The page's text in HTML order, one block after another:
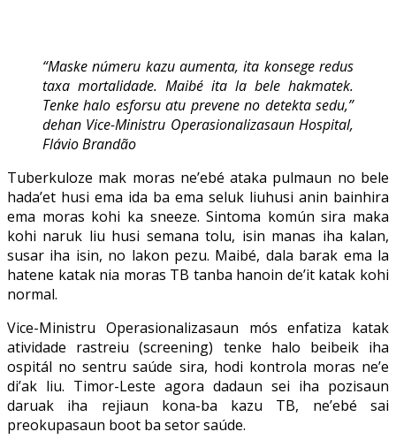
“Maske númeru kazu aumenta, ita konsege redus
taxa mortalidade. Maibé ita la bele hakmatek.
Tenke halo esforsu atu prevene no detekta sedu,”
dehan Vice-Ministru Operasionalizasaun Hospital,
Flávio Brandão
Tuberkuloze mak moras ne’ebé ataka pulmaun no bele
hada’et husi ema ida ba ema seluk liuhusi anin bainhira
ema moras kohi ka sneeze. Sintoma komún sira maka
kohi naruk liu husi semana tolu, isin manas iha kalan,
susar iha isin, no lakon pezu. Maibé, dala barak ema la
hatene katak nia moras TB tanba hanoin de’it katak kohi
normal.
Vice-Ministru Operasionalizasaun mós enfatiza katak
atividade rastreiu (screening) tenke halo beibeik iha
ospitál no sentru saúde sira, hodi kontrola moras ne’e
di’ak liu. Timor-Leste agora dadaun sei iha pozisaun
daruak iha rejiaun kona-ba kazu TB, ne’ebé sai
preokupasaun boot ba setor saúde.